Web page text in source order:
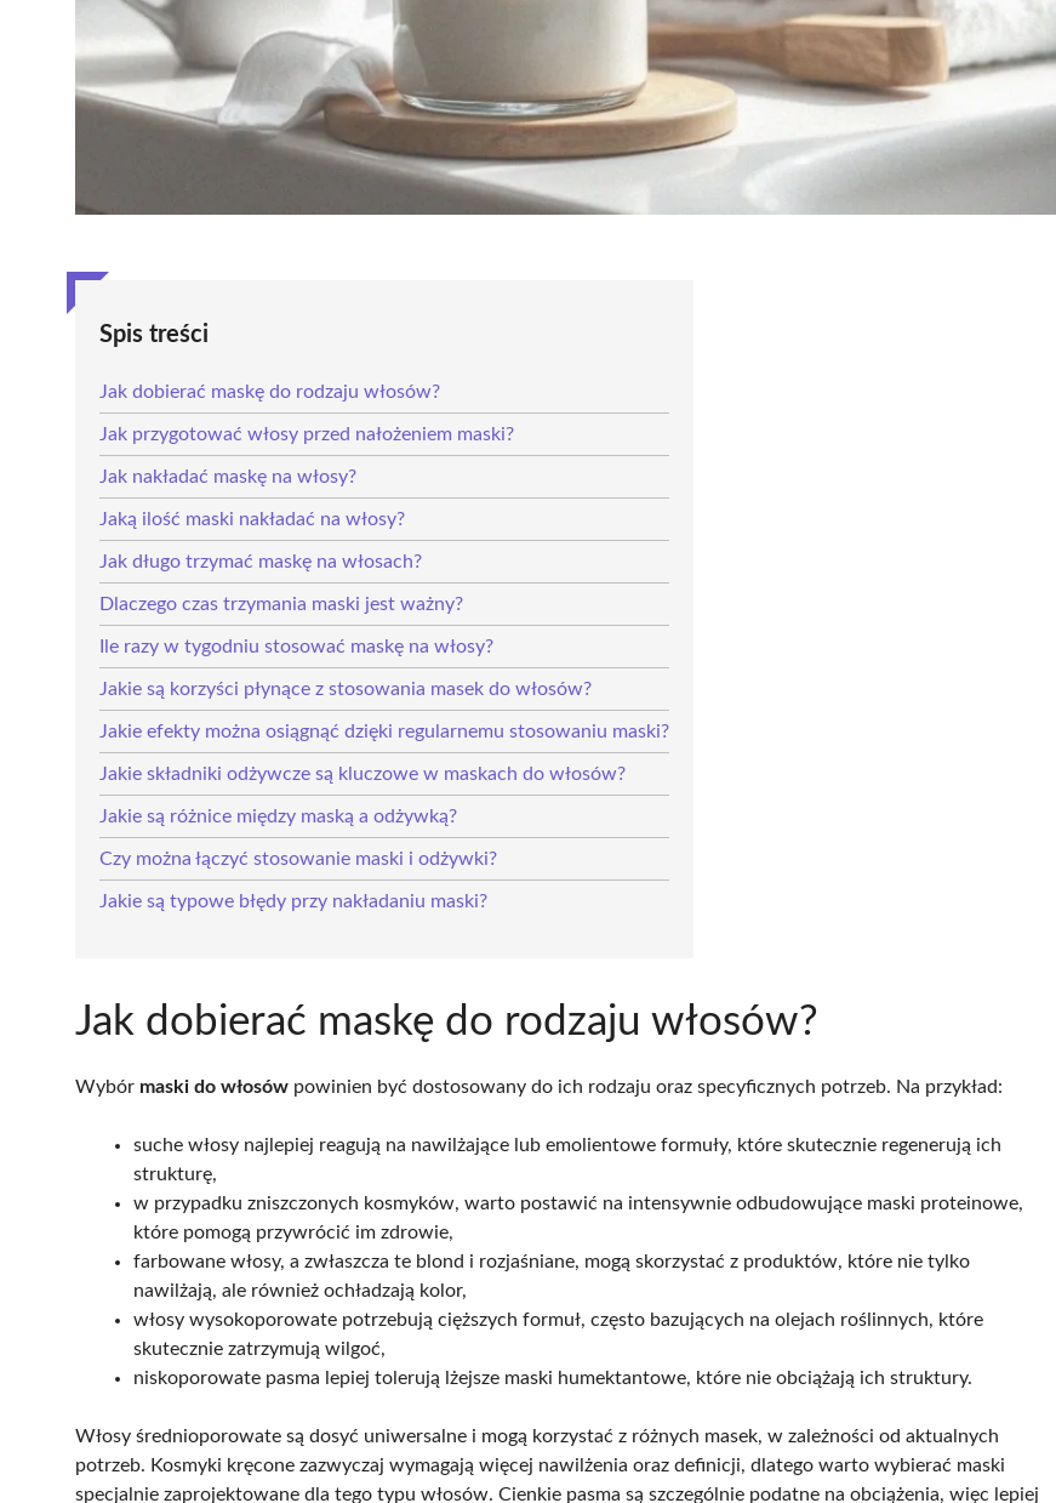
Spis treści
Jak dobierać maskę do rodzaju włosów?
Jak przygotować włosy przed nałożeniem maski?
Jak nakładać maskę na włosy?
Jaką ilość maski nakładać na włosy?
Jak długo trzymać maskę na włosach?
Dlaczego czas trzymania maski jest ważny?
Ile razy w tygodniu stosować maskę na włosy?
Jakie są korzyści płynące z stosowania masek do włosów?
Jakie efekty można osiągnąć dzięki regularnemu stosowaniu maski?
Jakie składniki odżywcze są kluczowe w maskach do włosów?
Jakie są różnice między maską a odżywką?
Czy można łączyć stosowanie maski i odżywki?
Jakie są typowe błędy przy nakładaniu maski?
Jak dobierać maskę do rodzaju włosów?
Wybór maski do włosów powinien być dostosowany do ich rodzaju oraz specyficznych potrzeb. Na przykład:
suche włosy najlepiej reagują na nawilżające lub emolientowe formuły, które skutecznie regenerują ich
strukturę,
w przypadku zniszczonych kosmyków, warto postawić na intensywnie odbudowujące maski proteinowe,
które pomogą przywrócić im zdrowie,
farbowane włosy, a zwłaszcza te blond i rozjaśniane, mogą skorzystać z produktów, które nie tylko
nawilżają, ale również ochładzają kolor,
włosy wysokoporowate potrzebują cięższych formuł, często bazujących na olejach roślinnych, które
skutecznie zatrzymują wilgoć,
niskoporowate pasma lepiej tolerują lżejsze maski humektantowe, które nie obciążają ich struktury.
Włosy średnioporowate są dosyć uniwersalne i mogą korzystać z różnych masek, w zależności od aktualnych
potrzeb. Kosmyki kręcone zazwyczaj wymagają więcej nawilżenia oraz definicji, dlatego warto wybierać maski
specjalnie zaprojektowane dla tego typu włosów. Cienkie pasma są szczególnie podatne na obciążenia, więc lepiej